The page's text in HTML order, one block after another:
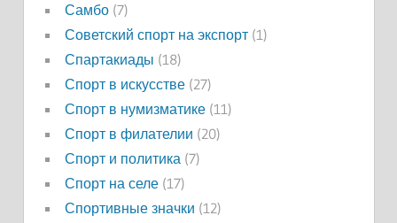
Самбо(7)
Советский спорт на экспорт(1)
Спартакиады (18)
Спорт в искусстве(27)
Спорт в нумизматике(11)
Спорт в филателии (20)
Спорт и политика(7)
Спорт на селе(17)
Спортивные значки (12)